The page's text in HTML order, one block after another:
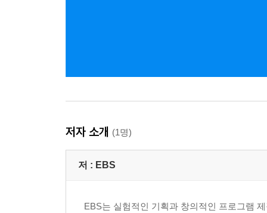
저자 소개 (1명)
저 : EBS
EBS는 실험적인 기획과 창의적인 프로그램